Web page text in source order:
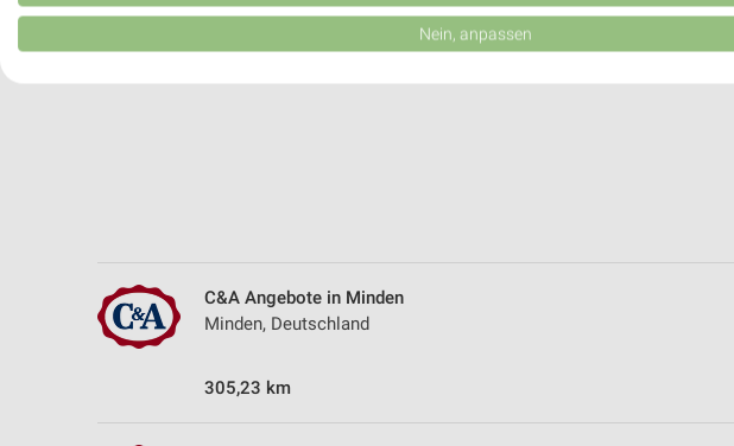
C&A Angebote in Minden
Minden, Deutschland
305,23 km
Erstellung von Profilen für personalisierte Werbung
Analyse von Zielgruppen durch Statistiken oder Kombinationen von Daten aus verschiedenen
Entwicklung und Verbesserung der Angebote
Nein, anpassen